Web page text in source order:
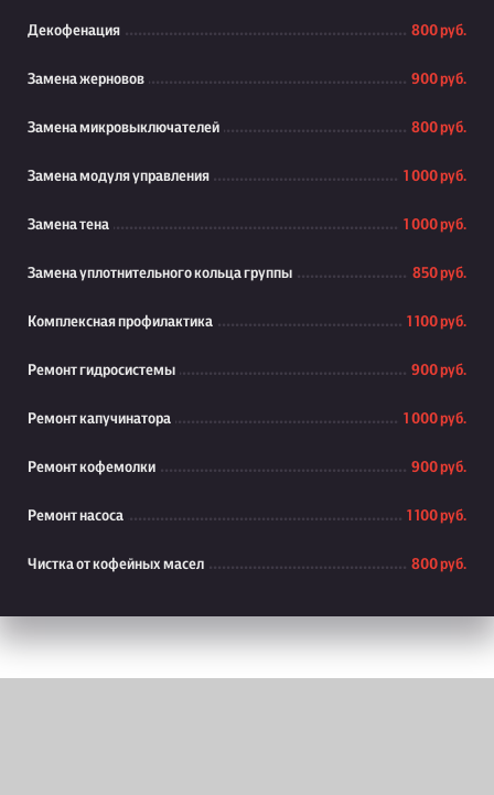
Декофенация 800 руб.
Замена жерновов 900 руб.
Замена микровыключателей 800 руб.
Замена модуля управления 1 000 руб.
Замена тена 1 000 руб.
Замена уплотнительного кольца группы 850 руб.
Комплексная профилактика 1 100 руб.
Ремонт гидросистемы 900 руб.
Ремонт капучинатора 1 000 руб.
Ремонт кофемолки 900 руб.
Ремонт насоса 1 100 руб.
Чистка от кофейных масел 800 руб.